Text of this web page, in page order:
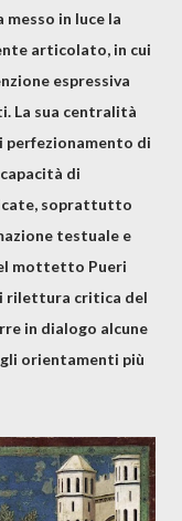
messo in luce la
articolato, in cui
espressiva
La sua centralità
perfezionamento di
di
soprattutto
testuale e
mottetto Pueri
rilettura critica del
in dialogo alcune
orientamenti più